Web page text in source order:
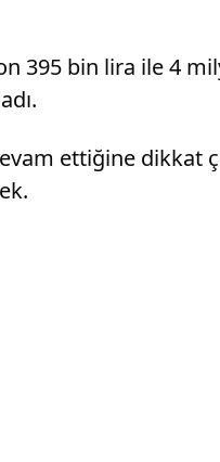
395 bin lira ile 4
ettiğine dikkat